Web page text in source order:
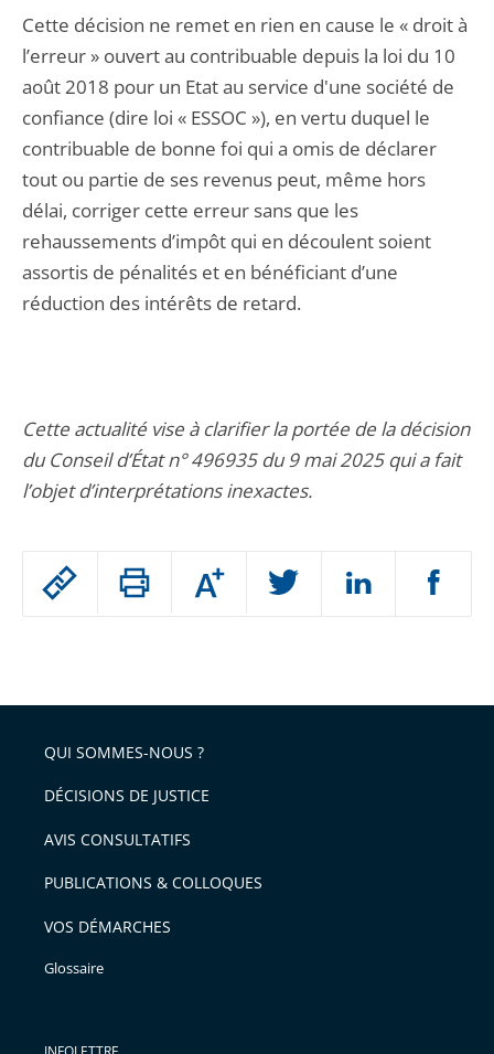
Passer
arriver
après
Augmenter
ou
l'article
pour
avant
Cette décision ne remet en rien en cause le « droit à
l’erreur » ouvert au contribuable depuis la loi du 10
août 2018 pour un Etat au service d'une société de
confiance (dire loi « ESSOC »), en vertu duquel le
contribuable de bonne foi qui a omis de déclarer
tout ou partie de ses revenus peut, même hors
délai, corriger cette erreur sans que les
rehaussements d’impôt qui en découlent soient
assortis de pénalités et en bénéficiant d’une
réduction des intérêts de retard.
Cette actualité vise à clarifier la portée de la décision
du Conseil d’État n° 496935 du 9 mai 2025 qui a fait
l’objet d’interprétations inexactes.
QUI SOMMES-NOUS ?
DÉCISIONS DE JUSTICE
AVIS CONSULTATIFS
PUBLICATIONS & COLLOQUES
VOS DÉMARCHES
Glossaire